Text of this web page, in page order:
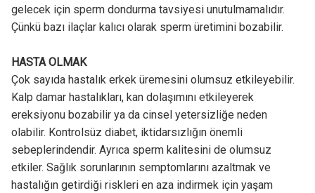
gelecek için sperm dondurma tavsiyesi unutulmamalıdır.
Çünkü bazı ilaçlar kalıcı olarak sperm üretimini bozabilir.
HASTA OLMAK
Çok sayıda hastalık erkek üremesini olumsuz etkileyebilir.
Kalp damar hastalıkları, kan dolaşımını etkileyerek
ereksiyonu bozabilir ya da cinsel yetersizliğe neden
olabilir. Kontrolsüz diabet, iktidarsızlığın önemli
sebeplerindendir. Ayrıca sperm kalitesini de olumsuz
etkiler. Sağlık sorunlarının semptomlarını azaltmak ve
hastalığın getirdiği riskleri en aza indirmek için yaşam